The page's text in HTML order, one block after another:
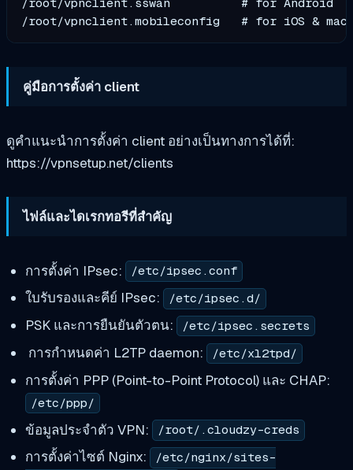
/root/vpnclient.sswan          # for Android
คู่มือการตั้งค่า client
ดูคำแนะนำการตั้งค่า client อย่างเป็นทางการได้ที่:
https://vpnsetup.net/clients
ไฟล์และไดเรกทอรีที่สำคัญ
การตั้งค่า IPsec: /etc/ipsec.conf
ใบรับรองและคีย์ IPsec: /etc/ipsec.d/
PSK และการยืนยันตัวตน: /etc/ipsec.secrets
การกำหนดค่า L2TP daemon: /etc/xl2tpd/
การตั้งค่า PPP (Point-to-Point Protocol) และ CHAP:
/etc/ppp/
ข้อมูลประจำตัว VPN: /root/.cloudzy-creds
การตั้งค่าไซต์ Nginx:
/etc/nginx/sites-